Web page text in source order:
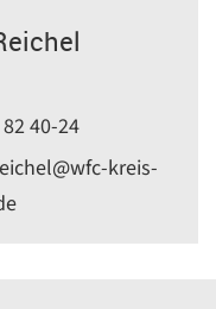
40-24
kreis-